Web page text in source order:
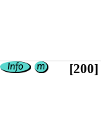
[200]